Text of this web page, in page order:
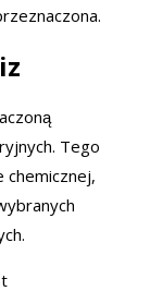
Tego
chemicznej,